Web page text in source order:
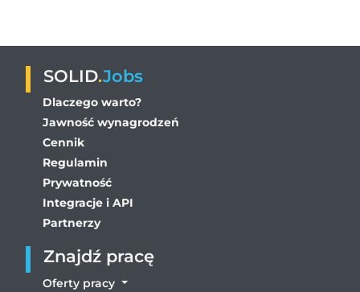
SOLID.Jobs
Dlaczego warto?
Jawność wynagrodzeń
Cennik
Regulamin
Prywatność
Integracje i API
Partnerzy
Znajdź pracę
Oferty pracy